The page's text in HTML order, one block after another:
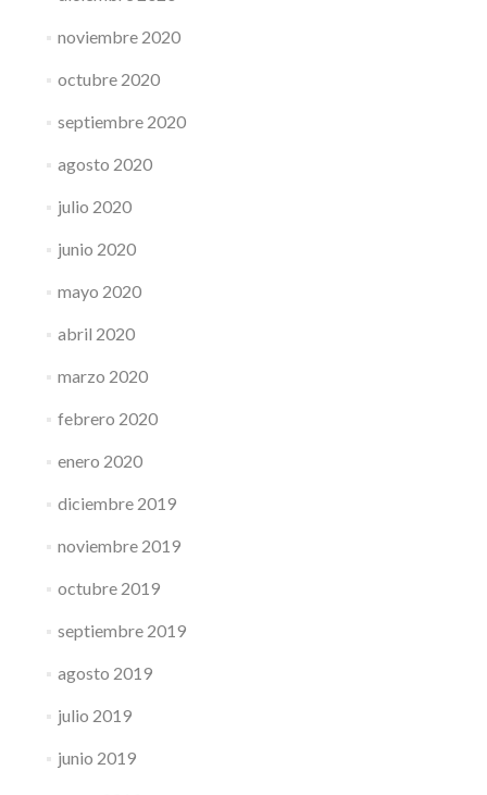
noviembre 2020
octubre 2020
septiembre 2020
agosto 2020
julio 2020
junio 2020
mayo 2020
abril 2020
marzo 2020
febrero 2020
enero 2020
diciembre 2019
noviembre 2019
octubre 2019
septiembre 2019
agosto 2019
julio 2019
junio 2019